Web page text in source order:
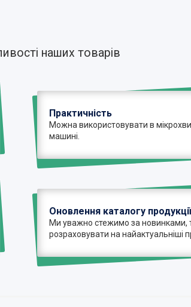
наших товарів
Практичність
Можна використовувати в
машині.
Оновлення каталогу
Ми уважно стежимо за новинками,
розраховувати на найактуальніші